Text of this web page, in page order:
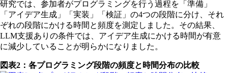
研究では、参加者がプログラミングを行う過程を「準備」
「アイデア生成」「実装」「検証」の4つの段階に分け、それ
ぞれの段階にかける時間と頻度を測定しました。その結果、
LLM支援ありの条件では、アイデア生成にかける時間が有意
に減少していることが明らかになりました。
図表2：各プログラミング段階の頻度と時間分布の比較